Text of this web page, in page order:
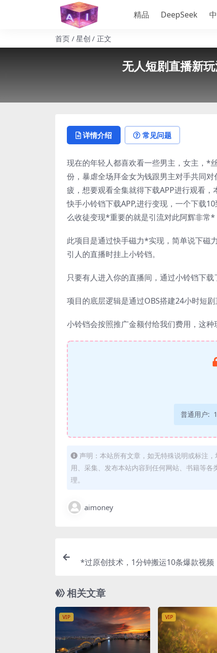
精品 DeepSeek
首页 星创 正文
无人短剧直播新
详情介绍 常见问题
现在的年轻人都喜欢看一些男主，女主，*
份，暴虐全场拜金女为钱跟男主对手共同
疲，想要观看全集就得下载APP进行观看
快手小铃铛下载APP,进行变现，一个下载
么收徒变现*重要的就是引流对此阿辉非常
此项目是通过快手磁力*实现，简单说下磁
引人的直播时挂上小铃铛。
只要有人进入你的直播间，通过小铃铛下
项目的底层逻辑是通过OBS搭建24小时短
小铃铛会按照推广金额付给我们费用，这
普通用户:
声明：本站所有文章，如无特殊说明或标注
用、采集、发布本站内容到任何网站、书籍等
理。
aimoney
*过原创技术，1分钟搬运10条爆款视频
相关文章
VIP VIP